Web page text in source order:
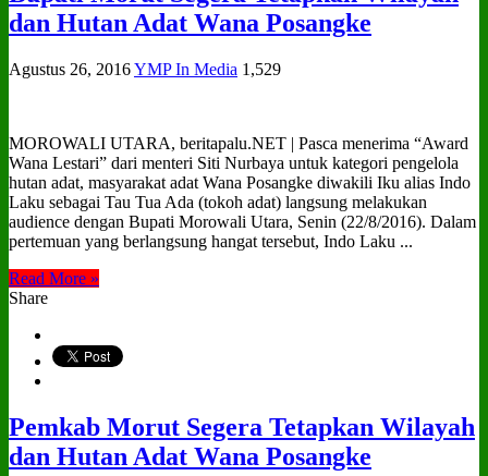
dan Hutan Adat Wana Posangke
Agustus 26, 2016YMP In Media 1,529
MOROWALI UTARA, beritapalu.NET | Pasca menerima “Award
Wana Lestari” dari menteri Siti Nurbaya untuk kategori pengelola
hutan adat, masyarakat adat Wana Posangke diwakili Iku alias Indo
Laku sebagai Tau Tua Ada (tokoh adat) langsung melakukan
audience dengan Bupati Morowali Utara, Senin (22/8/2016). Dalam
pertemuan yang berlangsung hangat tersebut, Indo Laku ...
Read More »
Share
Pemkab Morut Segera Tetapkan Wilayah
dan Hutan Adat Wana Posangke